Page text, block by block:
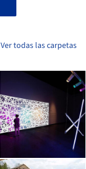
Ver todas las carpetas